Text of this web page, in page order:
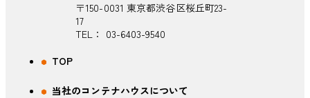
〒150-0031 東京都渋谷区桜丘町23-
17
TEL： 03-6403-9540
TOP
当社のコンテナハウスについて